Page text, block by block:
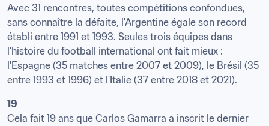
Avec 31 rencontres, toutes compétitions confondues,
sans connaître la défaite, l'Argentine égale son record
établi entre 1991 et 1993. Seules trois équipes dans
l'histoire du football international ont fait mieux :
l'Espagne (35 matches entre 2007 et 2009), le Brésil (35
entre 1993 et 1996) et l'Italie (37 entre 2018 et 2021).
19
Cela fait 19 ans que Carlos Gamarra a inscrit le dernier